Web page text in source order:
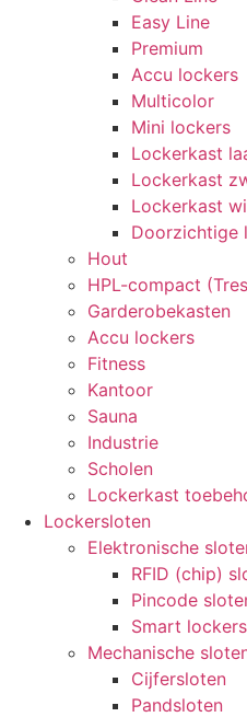
Easy Line
Premium
Accu lockers
Multicolor
Mini lockers
Lockerkast
Lockerkast
Lockerkast
Doorzichtige
Hout
HPL-compact
Garderobekasten
Accu lockers
Fitness
Kantoor
Sauna
Industrie
Scholen
Lockerkast
Lockersloten
Elektronische
RFID (chip)
Pincode
Smart
Mechanische
Cijfersloten
Pandsloten